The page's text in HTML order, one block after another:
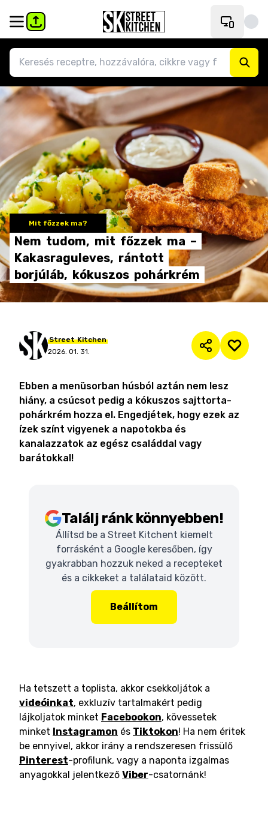
Mit főzzek ma?
Nem tudom, mit főzzek ma –
Kakasraguleves, rántott
borjúláb, kókuszos pohárkrém
Street Kitchen
2026. 01. 31.
Ebben a menüsorban húsból aztán nem lesz
hiány, a csúcsot pedig a kókuszos sajttorta-
pohárkrém hozza el. Engedjétek, hogy ezek az
ízek színt vigyenek a napotokba és
kanalazzatok az egész családdal vagy
barátokkal!
Találj ránk könnyebben!
Állítsd be a Street Kitchent kiemelt
forrásként a Google keresőben, így
gyakrabban hozzuk neked a recepteket
és a cikkeket a találataid között.
Beállítom
Ha tetszett a toplista, akkor csekkoljátok a
videóinkat, exkluzív tartalmakért pedig
lájkoljatok minket Facebookon, kövessetek
minket Instagramon és Tiktokon! Ha nem éritek
be ennyivel, akkor irány a rendszeresen frissülő
Pinterest-profilunk, vagy a naponta izgalmas
anyagokkal jelentkező Viber-csatornánk!